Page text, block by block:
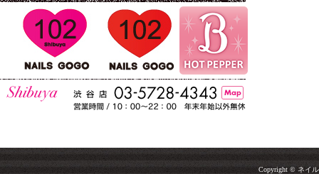
Copyright © ネイル